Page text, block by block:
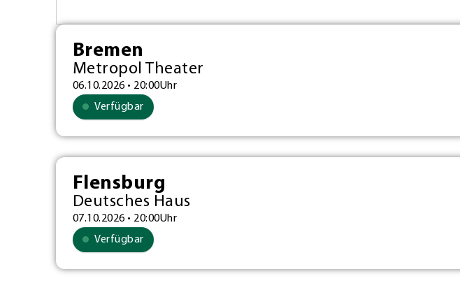
Bremen
Metropol Theater
06.10.2026 • 20:00Uhr
Verfügbar
Flensburg
Deutsches Haus
07.10.2026 • 20:00Uhr
Verfügbar